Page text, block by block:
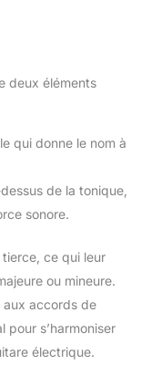
deux éléments
qui donne le nom à
de la tonique,
sonore.
ce qui leur
ou mineure.
aux accords de
pour s’harmoniser
électrique.